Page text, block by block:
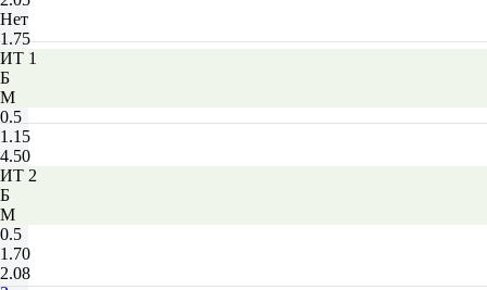
Нет
1.75
ИТ 1
Б
М
0.5
1.15
4.50
ИТ 2
Б
М
0.5
1.70
2.08